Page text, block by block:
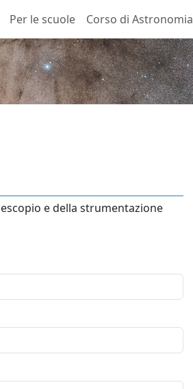
Per le scuole Corso di Astronomia
e della strumentazione